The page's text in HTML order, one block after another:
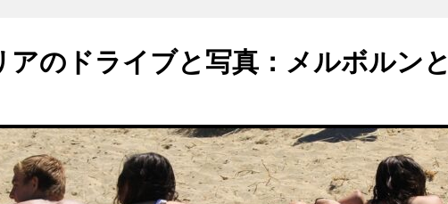
アのドライブと写真：メルボルンと